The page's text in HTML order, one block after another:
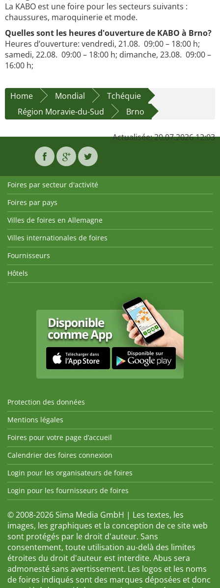
La KABO est une foire pour les secteurs suivants :
chaussures, maroquinerie et mode.
Quelles sont les heures d'ouverture de KABO à Brno?
Heures d’ouverture: vendredi, 21.08. 09:00 – 18:00 h;
samedi, 22.08. 09:00 – 18:00 h; dimanche, 23.08. 09:00 –
16:00 h;
Home Mondial
Tchéquie
Région Moravie-du-Sud
Brno
Actualisée: 20.07.2026 12:03
Foires par secteur d'activité
Foires par pays
Villes de foires en Allemagne
Villes internationales de foires
Fournisseurs
Hôtels
Protection des données
Mentions légales
Foires pour votre page d’accueil
Calendrier des foires connexion
Login pour les organisateurs de foires
Login pour les fournisseurs de foires
© 2008-2026 Sima Media GmbH | Les textes, les
images, les graphiques et la conception de ce site web
sont protégés par le droit d'auteur. Sans
consentement, toute utilisation au-delà des limites
étroites du droit d'auteur est interdite. Abus sera
admonesté sans avertissement. Les logos et les noms
de foires indiqués sont des marques déposées et donc